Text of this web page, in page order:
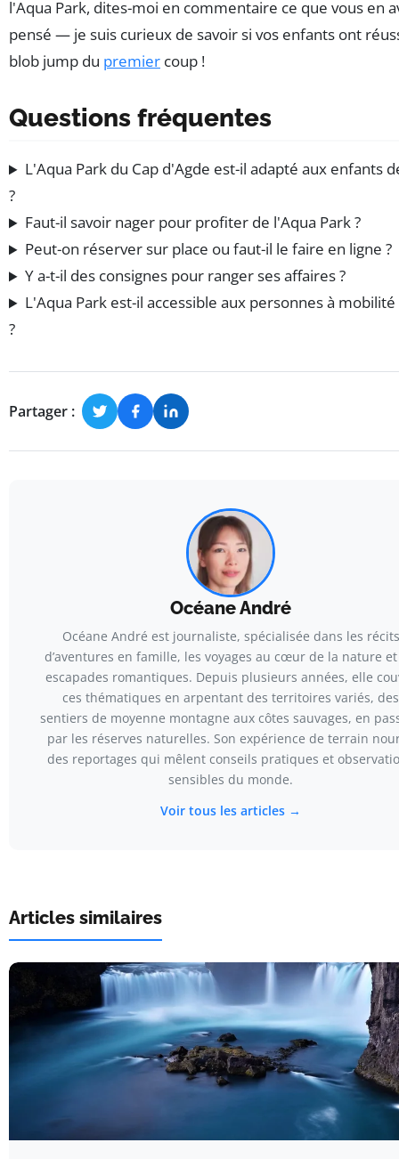
l'Aqua Park, dites-moi en commentaire ce que vous en
pensé — je suis curieux de savoir si vos enfants ont
blob jump du premier coup !
Questions fréquentes
L'Aqua Park du Cap d'Agde est-il adapté aux enfants
?
Faut-il savoir nager pour profiter de l'Aqua Park ?
Peut-on réserver sur place ou faut-il le faire en ligne ?
Y a-t-il des consignes pour ranger ses affaires ?
L'Aqua Park est-il accessible aux personnes à
?
Partager :
Océane André
Océane André est journaliste, spécialisée dans les récits
d’aventures en famille, les voyages au cœur de la nature
escapades romantiques. Depuis plusieurs années, elle
ces thématiques en arpentant des territoires variés, des
sentiers de moyenne montagne aux côtes sauvages, en
par les réserves naturelles. Son expérience de terrain
des reportages qui mêlent conseils pratiques et
sensibles du monde.
Voir tous les articles →
Articles similaires